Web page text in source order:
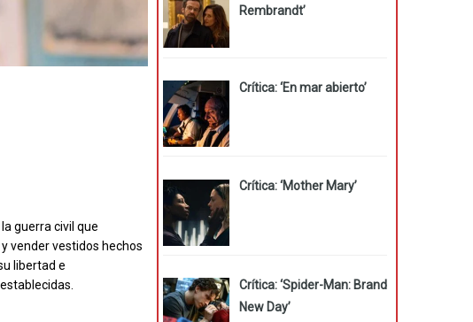
guerra civil que
vender vestidos hechos
libertad e
Rembrandt’
Crítica: ‘En mar abierto’
Crítica: ‘Mother Mary’
Crítica: ‘Spider-Man: Brand
New Day’